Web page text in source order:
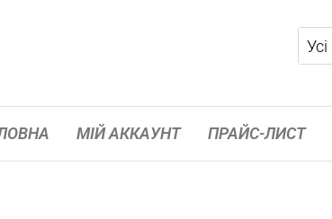
МІЙ АККАУНТ ПРАЙС-ЛИСТ